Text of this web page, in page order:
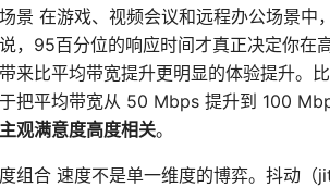
景 在游戏、视频会议和远程办公场景
，95百分位的响应时间才真正决定你
来比平均带宽提升更明显的体验提升
把平均带宽从 50 Mbps 提升到 100
观满意度高度相关。
组合 速度不是单一维度的博弈。抖动